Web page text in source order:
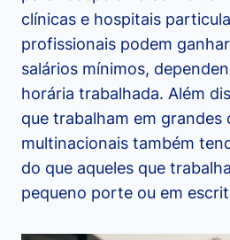
clínicas e hospitais
profissionais podem
salários mínimos,
horária trabalhada. Além
que trabalham em grandes
multinacionais também
do que aqueles que
pequeno porte ou em